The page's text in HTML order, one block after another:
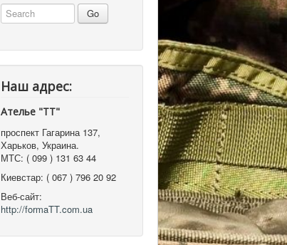
Наш адрес:
Ателье "ТТ"
проспект Гагарина 137,
Харьков, Украина.
МТС: ( 099 ) 131 63 44
Киевстар: ( 067 ) 796 20 92
Веб-сайт:
http://formaTT.com.ua